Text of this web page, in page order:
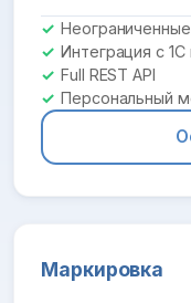
Интеграция с 1С
Full REST API
Персональный
Маркировка